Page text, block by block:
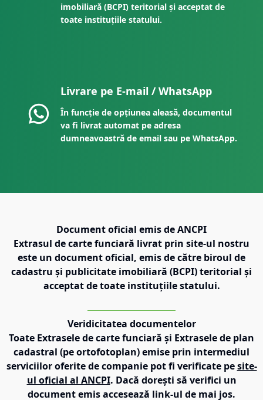
imobiliară (BCPI) teritorial și acceptat de
toate instituțiile statului.
Livrare pe E-mail / WhatsApp
În funcție de opțiunea aleasă, documentul
va fi livrat automat pe adresa
dumneavoastră de email sau pe WhatsApp.
Document oficial emis de ANCPI
Extrasul de carte funciară livrat prin site-ul nostru
este un document oficial, emis de către biroul de
cadastru și publicitate imobiliară (BCPI) teritorial și
acceptat de toate instituțiile statului.
Veridicitatea documentelor
Toate Extrasele de carte funciară și Extrasele de plan
cadastral (pe ortofotoplan) emise prin intermediul
serviciilor oferite de companie pot fi verificate pe site-
ul oficial al ANCPI. Dacă dorești să verifici un
document emis accesează link-ul de mai jos.